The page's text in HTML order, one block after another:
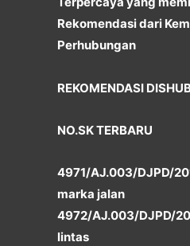
Rekomendasi dari
Perhubungan
REKOMENDASI
NO.SK TERBARU
4971/AJ.003/DJPD/
marka jalan
4972/AJ.003/DJPD/
lintas